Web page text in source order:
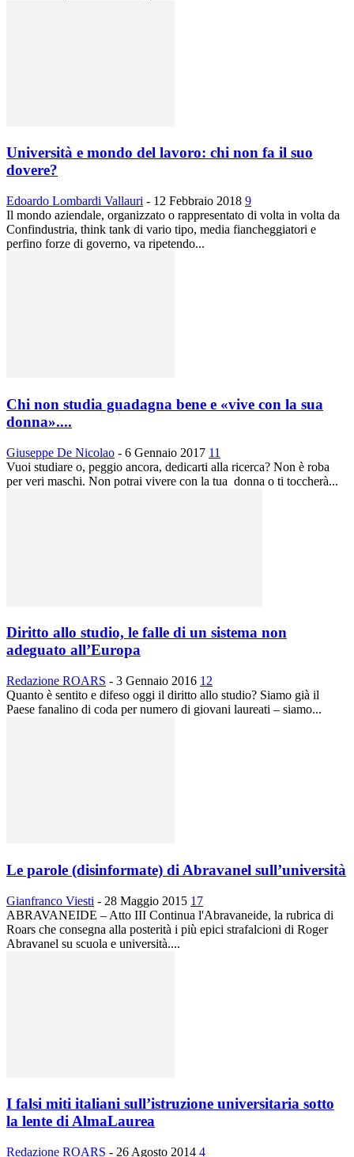
Università e mondo del lavoro: chi non fa il suo
dovere?
Edoardo Lombardi Vallauri - 12 Febbraio 2018 9
Il mondo aziendale, organizzato o rappresentato di volta in volta da
Confindustria, think tank di vario tipo, media fiancheggiatori e
perfino forze di governo, va ripetendo...
Chi non studia guadagna bene e «vive con la sua
donna»....
Giuseppe De Nicolao - 6 Gennaio 2017 11
Vuoi studiare o, peggio ancora, dedicarti alla ricerca? Non è roba
per veri maschi. Non potrai vivere con la tua donna o ti toccherà...
Diritto allo studio, le falle di un sistema non
adeguato all’Europa
Redazione ROARS - 3 Gennaio 2016 12
Quanto è sentito e difeso oggi il diritto allo studio? Siamo già il
Paese fanalino di coda per numero di giovani laureati – siamo...
Le parole (disinformate) di Abravanel sull’università
Gianfranco Viesti - 28 Maggio 2015 17
ABRAVANEIDE – Atto III Continua l'Abravaneide, la rubrica di
Roars che consegna alla posterità i più epici strafalcioni di Roger
Abravanel su scuola e università....
I falsi miti italiani sull’istruzione universitaria sotto
la lente di AlmaLaurea
Redazione ROARS - 26 Agosto 2014 4